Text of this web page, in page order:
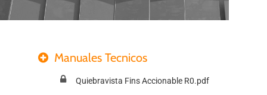
Manuales Tecnicos
Quiebravista Fins Accionable R0.pdf